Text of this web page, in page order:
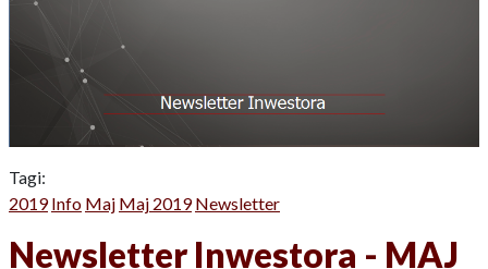
Tagi:
2019 Info Maj Maj 2019 Newsletter
Newsletter Inwestora - MAJ